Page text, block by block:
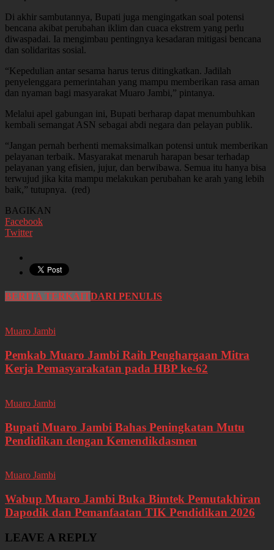
Di akhir sambutannya, Bupati juga mengingatkan soal potensi
bencana akibat perubahan iklim dan cuaca ekstrem yang perlu
diwaspadai. Ia mengimbau pentingnya kesadaran mitigasi bencana
dan solidaritas sosial.
“Kepedulian antar sesama harus terus ditingkatkan. Jadilah
penyelenggara pemerintahan yang mampu memberikan rasa aman
dan nyaman bagi masyarakat Muaro Jambi,” pintanya.
Melalui apel gabungan ini, Bupati berharap dapat menumbuhkan
kembali semangat ASN sebagai abdi negara dan pelayan publik.
“Jangan pernah berhenti memaksimalkan potensi untuk memberikan
pelayanan terbaik. Masyarakat menaruh harapan besar terhadap
pelayanan yang efisien, jujur, dan berwibawa. Semua itu hanya bisa
terwujud jika kita mampu melakukan perubahan ke arah yang lebih
baik,” tutupnya. (red)
BAGIKAN
Facebook
Twitter
BERITA TERKAITDARI PENULIS
Muaro Jambi
Pemkab Muaro Jambi Raih Penghargaan Mitra
Kerja Pemasyarakatan pada HBP ke-62
Muaro Jambi
Bupati Muaro Jambi Bahas Peningkatan Mutu
Pendidikan dengan Kemendikdasmen
Muaro Jambi
Wabup Muaro Jambi Buka Bimtek Pemutakhiran
Dapodik dan Pemanfaatan TIK Pendidikan 2026
LEAVE A REPLY